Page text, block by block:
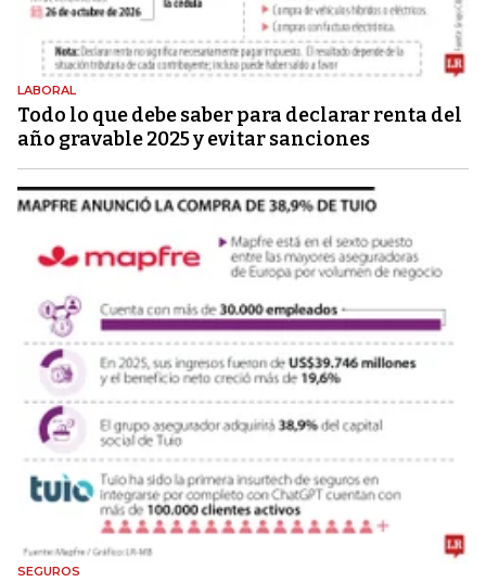
LABORAL
Todo lo que debe saber para declarar renta del
año gravable 2025 y evitar sanciones
SEGUROS